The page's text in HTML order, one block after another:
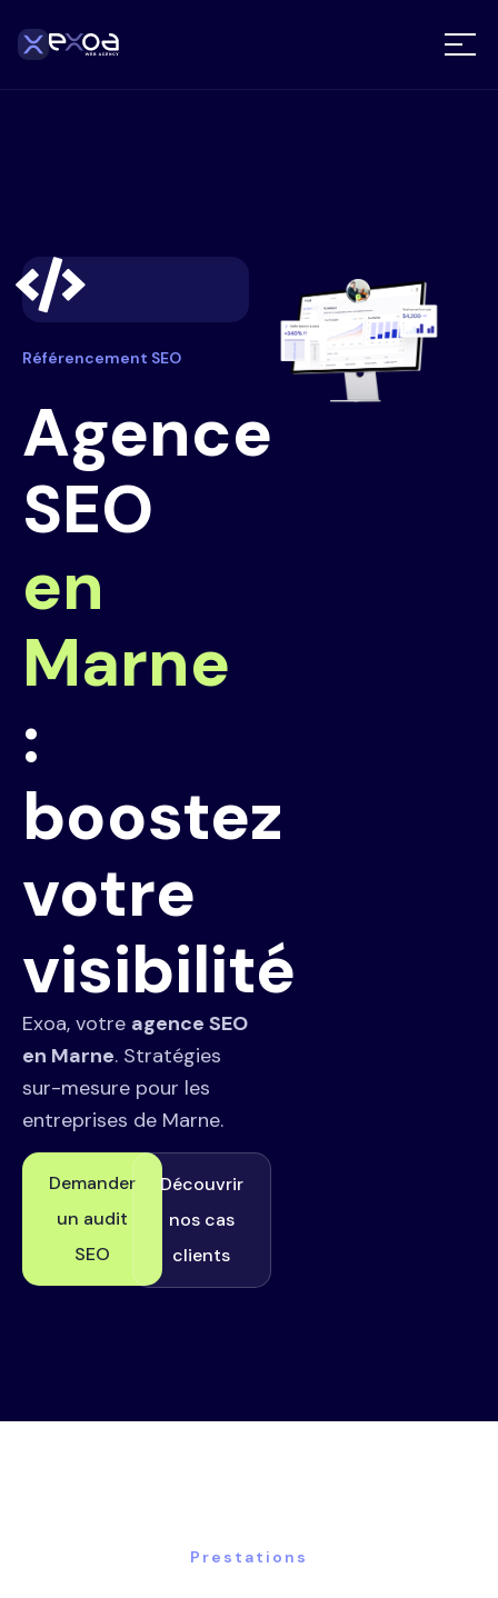
Référencement SEO
Agence
SEO
en
Marne
:
boostez
votre
visibilité
Exoa, votre agence SEO
en Marne. Stratégies
sur-mesure pour les
entreprises de Marne.
Demander
un audit
SEO
Découvrir
nos cas
clients
Prestations